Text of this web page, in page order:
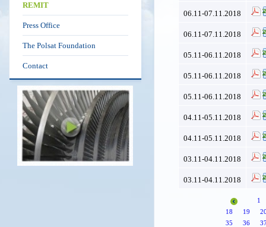
REMIT
Press Office
The Polsat Foundation
Contact
06.11-07.11.2018
06.11-07.11.2018
05.11-06.11.2018
05.11-06.11.2018
05.11-06.11.2018
04.11-05.11.2018
04.11-05.11.2018
03.11-04.11.2018
03.11-04.11.2018
1
18
19
35
36